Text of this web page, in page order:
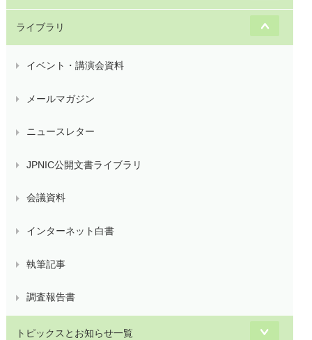
ライブラリ
イベント・講演会資料
メールマガジン
ニュースレター
JPNIC公開文書ライブラリ
会議資料
インターネット白書
執筆記事
調査報告書
トピックスとお知らせ一覧